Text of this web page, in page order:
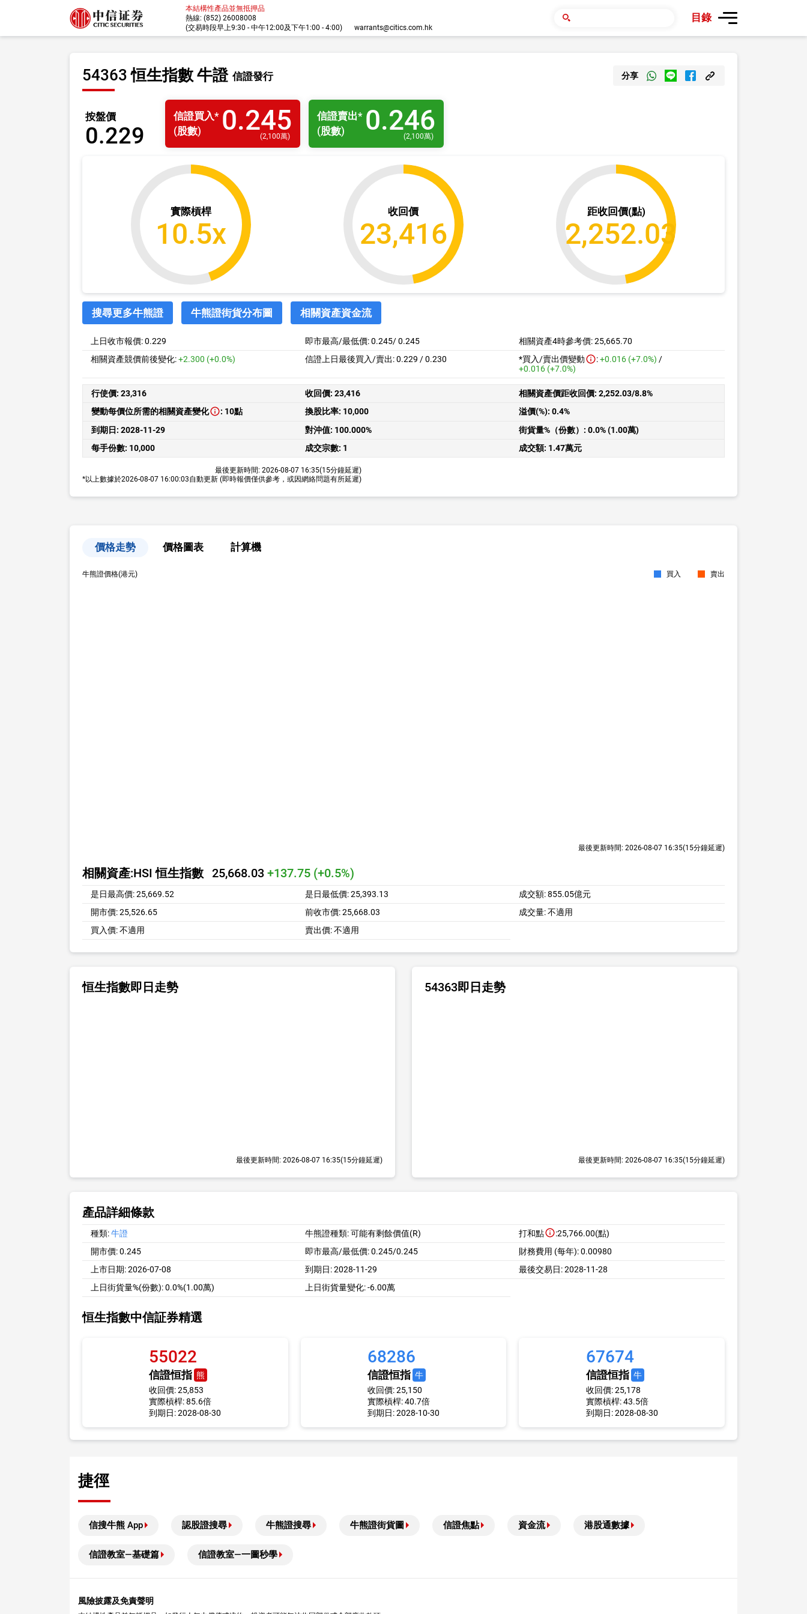
本結構性產品並無抵押品
熱線: (852) 26008008
(交易時段早上9:30 - 中午12:00及下午1:00 - 4:00)
warrants@citics.com.hk
目錄
54363 恒生指數 牛證 信證發行 分享
按盤價
0.229
信證買入*
(股數)
0.245
(2,100萬)
信證賣出*
(股數)
0.246
(2,100萬)
實際槓桿
10.5x
收回價
23,416
距收回價(點)
2,252.03
搜尋更多牛熊證 牛熊證街貨分布圖 相關資產資金流
上日收市報價:0.229 即市最高/最低價:0.245/0.245 相關資產4時參考價:25,665.70
相關資產競價前後變化:+2.300 (+0.0%) 信證上日最後買入/賣出: 0.229 / 0.230 *買入/賣出價變動 :+0.016 (+7.0%) /
+0.016 (+7.0%)
行使價: 23,316 收回價: 23,416 相關資產價距收回價: 2,252.03/8.8%
變動每價位所需的相關資產變化
: 10點 換股比率: 10,000 溢價(%): 0.4%
到期日: 2028-11-29 對沖值: 100.000% 街貨量%（份數）: 0.0% (1.00萬)
每手份數: 10,000 成交宗數: 1 成交額: 1.47萬元
最後更新時間: 2026-08-07 16:35(15分鐘延遲)
*以上數據於2026-08-07 16:00:03自動更新 (即時報價僅供參考，或因網絡問題有所延遲)
價格走勢 價格圖表 計算機
牛熊證價格(港元) 買入 賣出
最後更新時間: 2026-08-07 16:35(15分鐘延遲)
相關資產:HSI 恒生指數 25,668.03 +137.75 (+0.5%)
是日最高價:25,669.52 是日最低價:25,393.13 成交額:855.05億元
開市價:25,526.65 前收市價:25,668.03 成交量:不適用
買入價:不適用 賣出價:不適用
恒生指數即日走勢
最後更新時間: 2026-08-07 16:35(15分鐘延遲)
54363即日走勢
最後更新時間: 2026-08-07 16:35(15分鐘延遲)
產品詳細條款
種類:牛證 牛熊證種類: 可能有剩餘價值(R) 打和點 :25,766.00(點)
開市價:0.245 即市最高/最低價:0.245/0.245 財務費用 (每年):0.00980
上市日期:2026-07-08 到期日:2028-11-29 最後交易日:2028-11-28
上日街貨量%(份數):0.0%(1.00萬) 上日街貨量變化: -6.00萬
恒生指數中信証券精選
55022
信證恒指 熊
收回價: 25,853
實際槓桿: 85.6倍
到期日: 2028-08-30
68286
信證恒指 牛
收回價: 25,150
實際槓桿: 40.7倍
到期日: 2028-10-30
67674
信證恒指 牛
收回價: 25,178
實際槓桿: 43.5倍
到期日: 2028-08-30
捷徑
信搜牛熊 App 認股證搜尋 牛熊證搜尋 牛熊證街貨圖 信證焦點 資金流 港股通數據
信證教室—基礎篇 信證教室—一圖秒學
風險披露及免責聲明